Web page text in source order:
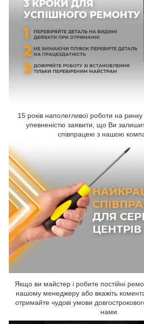
15 років наполегливої роботи на
упевненістю заявити, що Ви
співпрацею з нашою
Якщо ви майстер і робите постійні
нашому менеджеру або вкажіть
отримайте чудові умови
нами.